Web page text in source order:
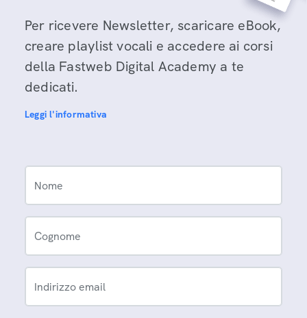
Per ricevere Newsletter, scaricare eBook,
creare playlist vocali e accedere ai corsi
della Fastweb Digital Academy a te
dedicati.
Leggi l'informativa
Nome
Cognome
Indirizzo email